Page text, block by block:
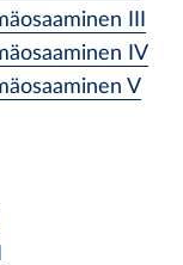
III
IV
V